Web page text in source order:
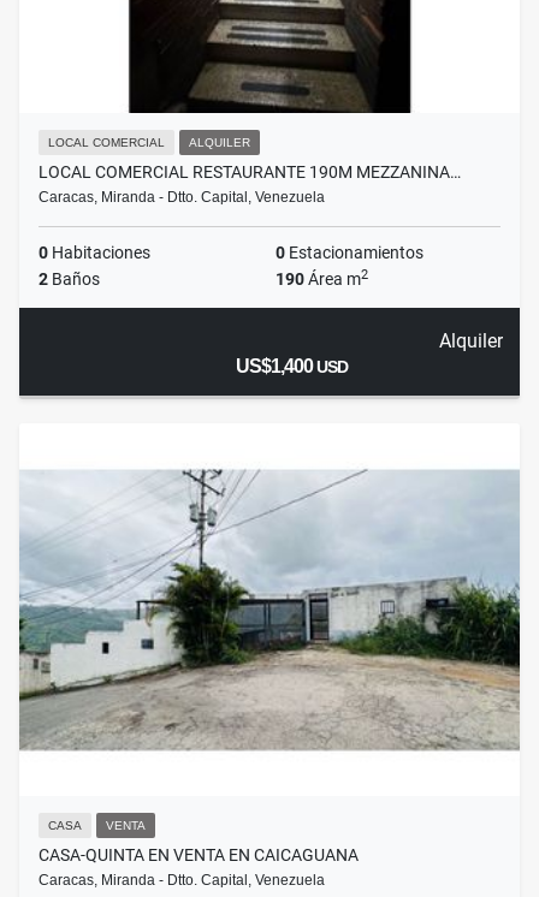
LOCAL COMERCIAL ALQUILER
LOCAL COMERCIAL RESTAURANTE 190M MEZZANINA…
Caracas, Miranda - Dtto. Capital, Venezuela
0 Habitaciones 0 Estacionamientos
2 Baños 190Área m2
Alquiler
US$1,400USD
CASA VENTA
CASA-QUINTA EN VENTA EN CAICAGUANA
Caracas, Miranda - Dtto. Capital, Venezuela